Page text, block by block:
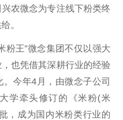
兴农微念为专注线下粉类终
。
粉王”微念集团不仅以强大
也凭借其深耕行业的经验
。今年4月，由微念子公司
学牵头修订的《米粉(米
，成为国内米粉类行业的